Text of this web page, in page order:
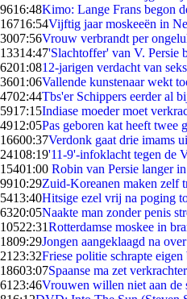
9616:48Kimo: Lange Frans begon
16716:54Vijftig jaar moskeeën in
3007:56Vrouw verbrandt per
13314:47'Slachtoffer' van V. Persie
6201:0812-jarigen verdacht van
3601:06Vallende kunstenaar wekt
4702:44Tbs'er Schippers eerder al
5917:15Indiase moeder moet
4912:05Pas geboren kat heeft twee
16600:37Verdonk gaat drie imams
24108:19'11-9'-infoklacht tegen de
15401:00 Robin van Persie langer
9910:29Zuid-Koreanen maken zelf
5413:40Hitsige ezel vrij na poging
6320:05Naakte man zonder penis
10522:31Rotterdamse moskee in
1809:29Jongen aangeklaagd na
21 23:32Friese politie schrapte eigen
18603:07Spaanse ma zet
61 23:46Vrouwen willen niet aan de